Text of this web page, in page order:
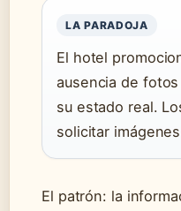
LA PARADOJA
El hotel
ausencia de
su estado real.
solicitar
El patrón: la